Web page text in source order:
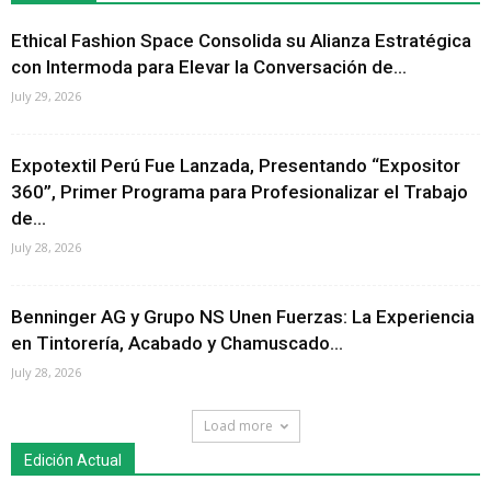
Ethical Fashion Space Consolida su Alianza Estratégica
con Intermoda para Elevar la Conversación de...
July 29, 2026
Expotextil Perú Fue Lanzada, Presentando “Expositor
360”, Primer Programa para Profesionalizar el Trabajo
de...
July 28, 2026
Benninger AG y Grupo NS Unen Fuerzas: La Experiencia
en Tintorería, Acabado y Chamuscado...
July 28, 2026
Load more
Edición Actual